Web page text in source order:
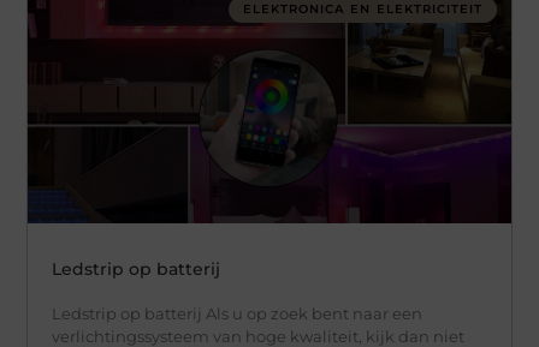
ELEKTRONICA EN ELEKTRICITEIT
Ledstrip op batterij
Ledstrip op batterij Als u op zoek bent naar een
verlichtingssysteem van hoge kwaliteit, kijk dan niet